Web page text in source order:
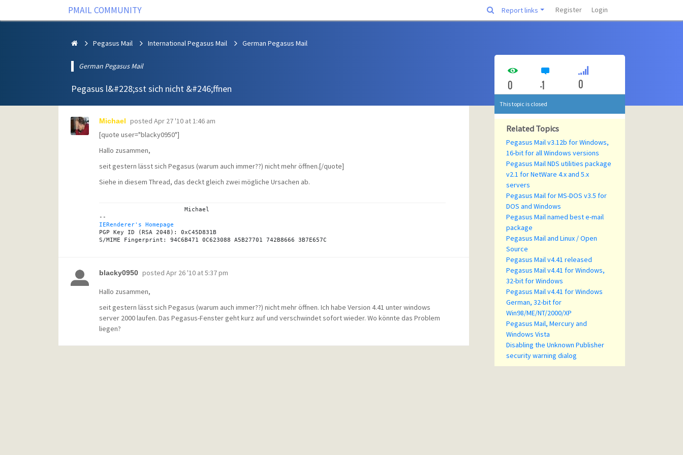
PMAIL COMMUNITY Report links Register Login
Pegasus Mail International Pegasus Mail German Pegasus Mail
German Pegasus Mail
Pegasus l&#228;sst sich nicht &#246;ffnen
Michael posted Apr 27 '10 at 1:46 am
[quote user="blacky0950"]
Hallo zusammen,
seit gestern lässt sich Pegasus (warum auch immer??) nicht mehr öffnen.[/quote]
Siehe in diesem Thread, das deckt gleich zwei mögliche Ursachen ab.
IERenderer's Homepage
PGP Key ID (RSA 2048): 0xC45D831B
blacky0950 posted Apr 26 '10 at 5:37 pm
Hallo zusammen,
seit gestern lässt sich Pegasus (warum auch immer??) nicht mehr öffnen. Ich habe Version 4.41 unter windows
server 2000 laufen. Das Pegasus-Fenster geht kurz auf und verschwindet sofort wieder. Wo könnte das Problem
liegen?
0 -1 0
This topic is closed
Related Topics
Pegasus Mail v3.12b for Windows,
16-bit for all Windows versions
Pegasus Mail NDS utilities package
v2.1 for NetWare 4.x and 5.x
servers
Pegasus Mail for MS-DOS v3.5 for
DOS and Windows
Pegasus Mail named best e-mail
package
Pegasus Mail and Linux / Open
Source
Pegasus Mail v4.41 released
Pegasus Mail v4.41 for Windows,
32-bit for Windows
Pegasus Mail v4.41 for Windows
German, 32-bit for
Win98/ME/NT/2000/XP
Pegasus Mail, Mercury and
Windows Vista
Disabling the Unknown Publisher
security warning dialog